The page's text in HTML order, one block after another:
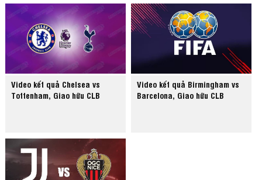
Video kết quả Chelsea vs
Tottenham, Giao hữu CLB
Video kết quả Birmingham vs
Barcelona, Giao hữu CLB